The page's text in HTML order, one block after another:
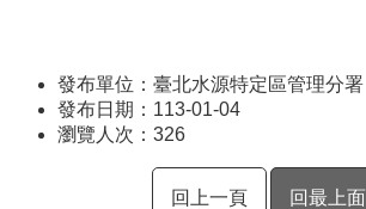
發布單位：臺北水源特定區管理分署
發布日期：113-01-04
瀏覽人次： 326
回上一頁 回最上面